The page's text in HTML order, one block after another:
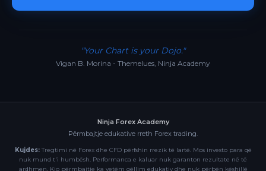
"Your Chart is your Dojo."
Vigan B. Morina - Themelues, Ninja Academy
Ninja Forex Academy
Përmbajtje edukative rreth Forex trading.
Kujdes:Tregtimi në Forex dhe CFD përfshin rrezik të lartë. Mos investo para që
nuk mund t'i humbësh. Performanca e kaluar nuk garanton rezultate në të
ardhmen. Kjo përmbajtje ka vetëm qëllim edukativ dhe nuk përbën këshillë